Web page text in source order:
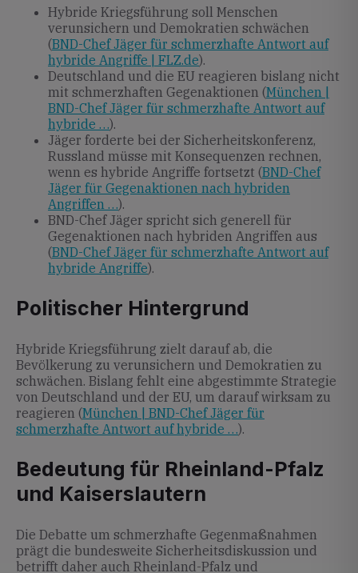
Hybride Kriegsführung soll Menschen
verunsichern und Demokratien schwächen
(BND-Chef Jäger für schmerzhafte Antwort auf
hybride Angriffe | FLZ.de).
Deutschland und die EU reagieren bislang nicht
mit schmerzhaften Gegenaktionen (München |
BND-Chef Jäger für schmerzhafte Antwort auf
hybride …).
Jäger forderte bei der Sicherheitskonferenz,
Russland müsse mit Konsequenzen rechnen,
wenn es hybride Angriffe fortsetzt (BND-Chef
Jäger für Gegenaktionen nach hybriden
Angriffen …).
BND-Chef Jäger spricht sich generell für
Gegenaktionen nach hybriden Angriffen aus
(BND-Chef Jäger für schmerzhafte Antwort auf
hybride Angriffe).
Politischer Hintergrund
Hybride Kriegsführung zielt darauf ab, die
Bevölkerung zu verunsichern und Demokratien zu
schwächen. Bislang fehlt eine abgestimmte Strategie
von Deutschland und der EU, um darauf wirksam zu
reagieren (München | BND-Chef Jäger für
schmerzhafte Antwort auf hybride …).
Bedeutung für Rheinland-Pfalz
und Kaiserslautern
Die Debatte um schmerzhafte Gegenmaßnahmen
prägt die bundesweite Sicherheitsdiskussion und
betrifft daher auch Rheinland-Pfalz und